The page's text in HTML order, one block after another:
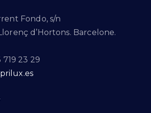
Fondo, s/n
d’Hortons. Barcelone.
719 23 29